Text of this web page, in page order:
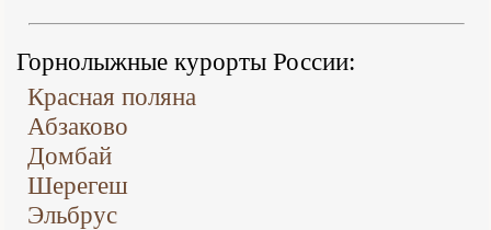
Горнолыжные курорты России:
Красная поляна
Абзаково
Домбай
Шерегеш
Эльбрус